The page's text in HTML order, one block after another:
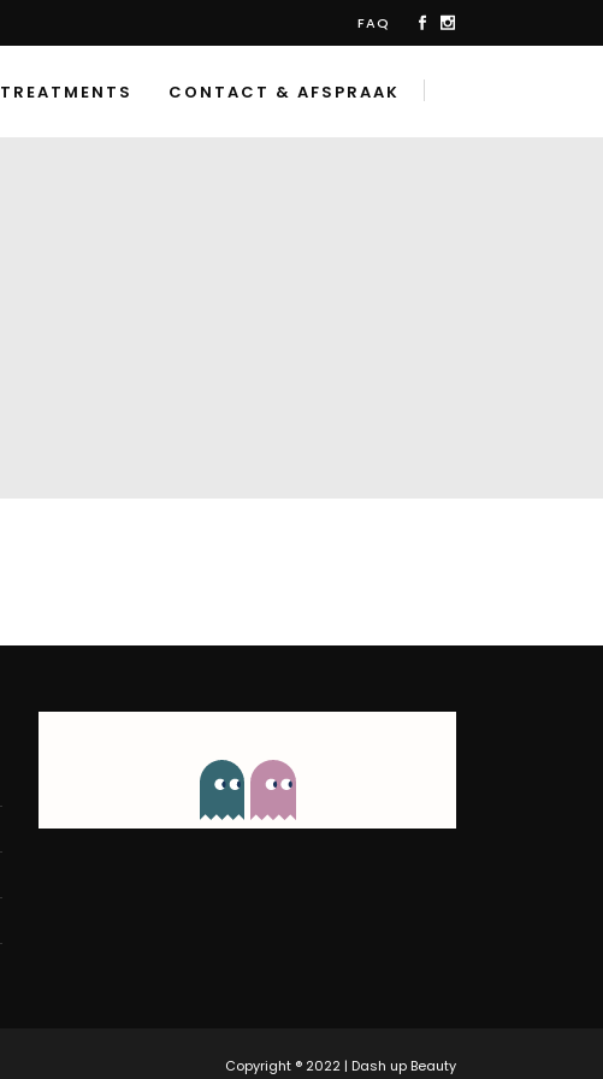
FAQ
TREATMENTS CONTACT & AFSPRAAK
Copyright ® 2022 | Dash up Beauty